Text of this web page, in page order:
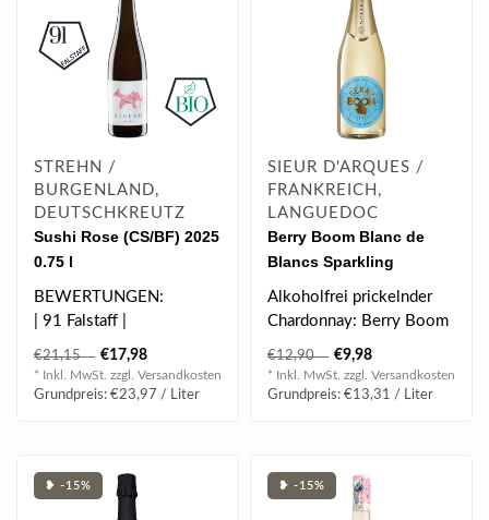
STREHN /
BURGENLAND,
DEUTSCHKREUTZ
Sushi Rose (CS/BF) 2025
0.75 l
BEWERTUNGEN:
| 91 Falstaff |
€21,15 €17,98
* Inkl. MwSt. zzgl. Versandkosten
Grundpreis: €23,97 / Liter
SIEUR D'ARQUES /
FRANKREICH,
LANGUEDOC
Berry Boom Blanc de
Blancs Sparkling
Alkoholfrei 0.75 l 0.00%
vol
Alkoholfrei prickelnder
Chardonnay: Berry Boom
Sparkling von Sieur
d’Arques be..
€12,90 €9,98
* Inkl. MwSt. zzgl. Versandkosten
Grundpreis: €13,31 / Liter
❥ -15% ❥ -15%